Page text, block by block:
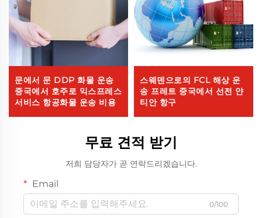
문에서 문 DDP 화물 운송
중국에서 호주로 익스프레스
서비스 항공화물 운송 비용
스웨덴으로의 FCL 해상 운
송 프레트 중국에서 선전 얀
티안 항구
무료 견적 받기
저희 담당자가 곧 연락드리겠습니다.
Email
0/100